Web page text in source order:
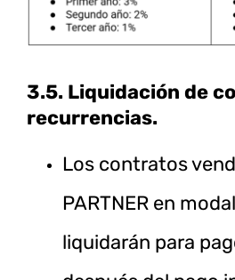
3.5. Liquidación de
recurrencias.
Los contratos
PARTNER en
liquidarán para